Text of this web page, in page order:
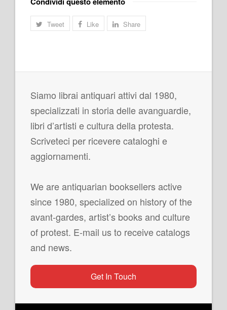
Tweet Like Share
Siamo librai antiquari attivi dal 1980,
specializzati in storia delle avanguardie,
libri d’artisti e cultura della protesta.
Scriveteci per ricevere cataloghi e
aggiornamenti.
We are antiquarian booksellers active
since 1980, specialized on history of the
avant-gardes, artist’s books and culture
of protest. E-mail us to receive catalogs
and news.
Get In Touch